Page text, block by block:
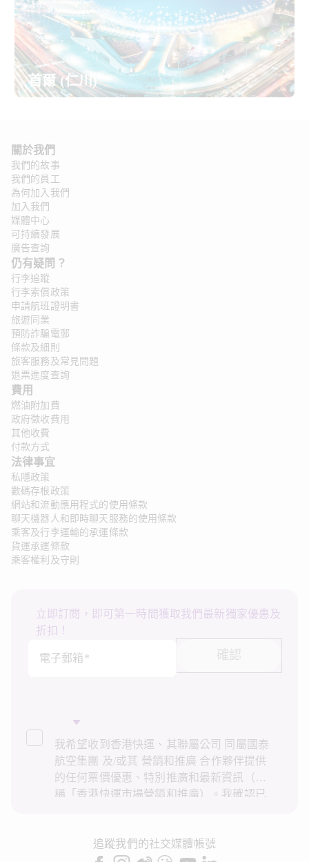
首爾 (仁川)
關於我們
我們的故事
我們的員工
為何加入我們
加入我們
媒體中心
可持續發展
廣告查詢
仍有疑問？
行李追蹤
行李索償政策
申請航班證明書
旅遊同業
預防詐騙電郵
條款及細則
旅客服務及常見問題
退票進度查詢
費用
燃油附加費
政府徵收費用
其他收費
付款方式
法律事宜
私隱政策
數碼存根政策
網站和流動應用程式的使用條款
聊天機器人和即時聊天服務的使用條款
乘客及行李運輸的承運條款
貨運承運條款
乘客權利及守則
立即訂閱，即可第一時間獲取我們最新獨家優惠及
折扣！
電子郵箱*
確認
我希望收到香港快運、其聯屬公司 同屬國泰
航空集團 及/或其 營銷和推廣 合作夥伴提供
的任何票價優惠、特別推廣和最新資訊（統
稱「香港快運市場營銷和推廣）。我確認已
錄進行直接市場營銷和推廣。我知悉在未經
追蹤我們的社交媒體帳號